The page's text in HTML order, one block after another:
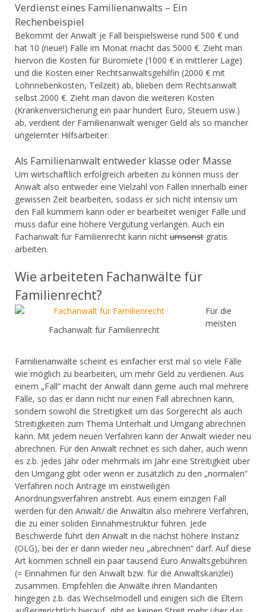
Verdienst eines Familienanwalts – Ein
Rechenbeispiel
Bekommt der Anwalt je Fall beispielsweise rund 500 € und
hat 10 (neue!) Fälle im Monat macht das 5000 €. Zieht man
hiervon die Kosten für Büromiete (1000 € in mittlerer Lage)
und die Kosten einer Rechtsanwaltsgehilfin (2000 € mit
Lohnnebenkosten, Teilzeit) ab, blieben dem Rechtsanwalt
selbst 2000 €. Zieht man davon die weiteren Kosten
(Krankenversicherung ein paar hundert Euro, Steuern usw.)
ab, verdient der Familienanwalt weniger Geld als so mancher
ungelernter Hilfsarbeiter.
Als Familienanwalt entweder klasse oder Masse
Um wirtschaftlich erfolgreich arbeiten zu können muss der
Anwalt also entweder eine Vielzahl von Fällen innerhalb einer
gewissen Zeit bearbeiten, sodass er sich nicht intensiv um
den Fall kümmern kann oder er bearbeitet weniger Fälle und
muss dafür eine höhere Vergütung verlangen. Auch ein
Fachanwalt für Familienrecht kann nicht umsonst gratis
arbeiten.
Wie arbeiteten Fachanwälte für
Familienrecht?
Fachanwalt für Familienrecht
Für die
meisten
Familienanwälte scheint es einfacher erst mal so viele Fälle
wie möglich zu bearbeiten, um mehr Geld zu verdienen. Aus
einem „Fall“ macht der Anwalt dann gerne auch mal mehrere
Fälle, so das er dann nicht nur einen Fall abrechnen kann,
sondern sowohl die Streitigkeit um das Sorgerecht als auch
Streitigkeiten zum Thema Unterhalt und Umgang abrechnen
kann. Mit jedem neuen Verfahren kann der Anwalt wieder neu
abrechnen. Für den Anwalt rechnet es sich daher, auch wenn
es z.b. jedes Jahr oder mehrmals im Jahr eine Streitigkeit über
den Umgang gibt oder wenn er zusätzlich zu den „normalen“
Verfahren noch Antrage im einstweiligen
Anordnungsverfahren anstrebt. Aus einem einzigen Fall
werden für den Anwalt/ die Anwältin also mehrere Verfahren,
die zu einer soliden Einnahmestruktur führen. Jede
Beschwerde führt den Anwalt in die nächst höhere Instanz
(OLG), bei der er dann wieder neu „abrechnen“ darf. Auf diese
Art kommen schnell ein paar tausend Euro Anwaltsgebühren
(= Einnahmen für den Anwalt bzw. für die Anwaltskanzlei)
zusammen. Empfehlen die Anwälte ihren Mandanten
hingegen z.b. das Wechselmodell und einigen sich die Eltern